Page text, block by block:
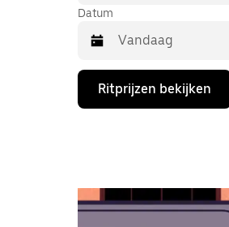
Datum
Druk
de
te
openen
Ritprijzen bekijken